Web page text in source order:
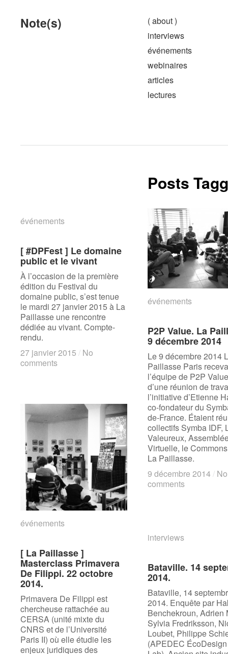
Note(s)
( about )
interviews
événements
webinaires
articles
lectures
Posts
événements
[ #DPFest ] Le domaine
public et le vivant
À l’occasion de la première
édition du Festival du
domaine public, s’est tenue
le mardi 27 janvier 2015 à La
Paillasse une rencontre
dédiée au vivant. Compte-
rendu.
27 janvier 2015 / No
comments
événements
[ #DPFest ] Le domaine
public et le vivant
27 janvier 2015 / No
comments
événements
P2P Value. La
9 décembre 2014
Le 9 décembre 2014
Paillasse Paris
l’équipe de P2P
d’une réunion de
l’initiative d’Etienne
co-fondateur du
de-France. Étaient
collectifs Symba IDF,
Valeureux,
Virtuelle, le
La Paillasse.
9 décembre 2014/ No
comments
événements
P2P Value. La
9 décembre 2014
9 décembre 2014/ No
comments
événements
[ La Paillasse ]
Masterclass Primavera
De Filippi. 22 octobre
2014.
Primavera De Filippi est
chercheuse rattachée au
CERSA (unité mixte du
CNRS et de l’Université
Paris II) où elle étudie les
enjeux juridiques des
événements
[ La Paillasse ]
Masterclass Primavera
De Filippi. 22 octobre
2014.
interviews
Bataville. 14
2014.
Bataville, 14
2014. Enquête par
Benchekroun, Adrien
Sylvia Fredriksson,
Loubet, Philippe
(APEDEC
interviews
Bataville. 14
2014.